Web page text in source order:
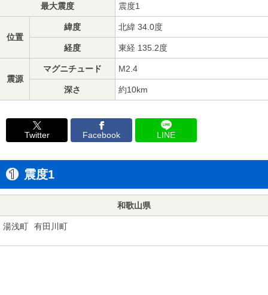
最大震度 震度1
位置
緯度 北緯 34.0度
経度 東経 135.2度
震源
マグニチュード M2.4
深さ 約10km
Twitter Facebook LINE
震度1
和歌山県
湯浅町 有田川町